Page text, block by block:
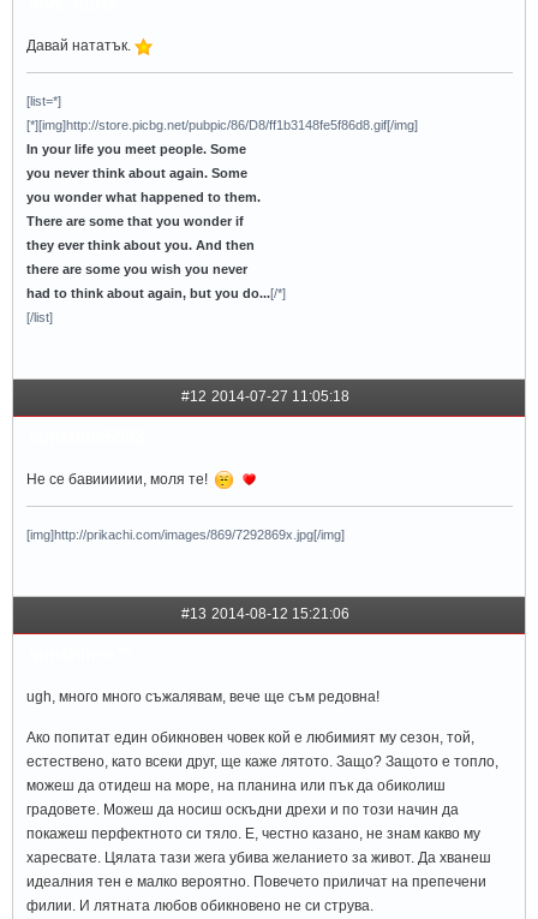
Давай нататък.
[list=*]
[*][img]http://store.picbg.net/pubpic/86/D8/ff1b3148fe5f86d8.gif[/img]
In your life you meet people. Some
you never think about again. Some
you wonder what happened to them.
There are some that you wonder if
they ever think about you. And then
there are some you wish you never
had to think about again, but you do...[/*]
[/list]
#12 2014-07-27 11:05:18
Не се бавииииии, моля те!
[img]http://prikachi.com/images/869/7292869x.jpg[/img]
#13 2014-08-12 15:21:06
ugh, много много съжалявам, вече ще съм редовна!
Ако попитат един обикновен човек кой е любимият му сезон, той,
естествено, като всеки друг, ще каже лятото. Защо? Защото е топло,
можеш да отидеш на море, на планина или пък да обиколиш
градовете. Можеш да носиш оскъдни дрехи и по този начин да
покажеш перфектното си тяло. Е, честно казано, не знам какво му
харесвате. Цялата тази жега убива желанието за живот. Да хванеш
идеалния тен е малко вероятно. Повечето приличат на препечени
филии. И лятната любов обикновено не си струва.